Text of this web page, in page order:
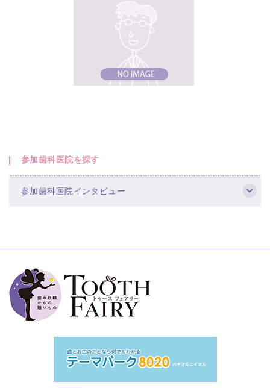
参加歯科医院を探す
参加歯科医院インタビュー